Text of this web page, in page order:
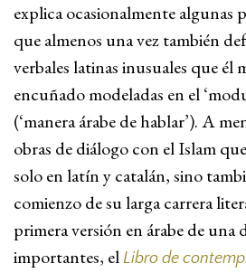
explica ocasionalmente algunas
que almenos una vez también
verbales latinas inusuales que él
encuñado modeladas en el
(‘manera árabe de hablar’). A
obras de diálogo con el Islam
solo en latín y catalán, sino
comienzo de su larga carrera
primera versión en árabe de una
importantes, el Libro de